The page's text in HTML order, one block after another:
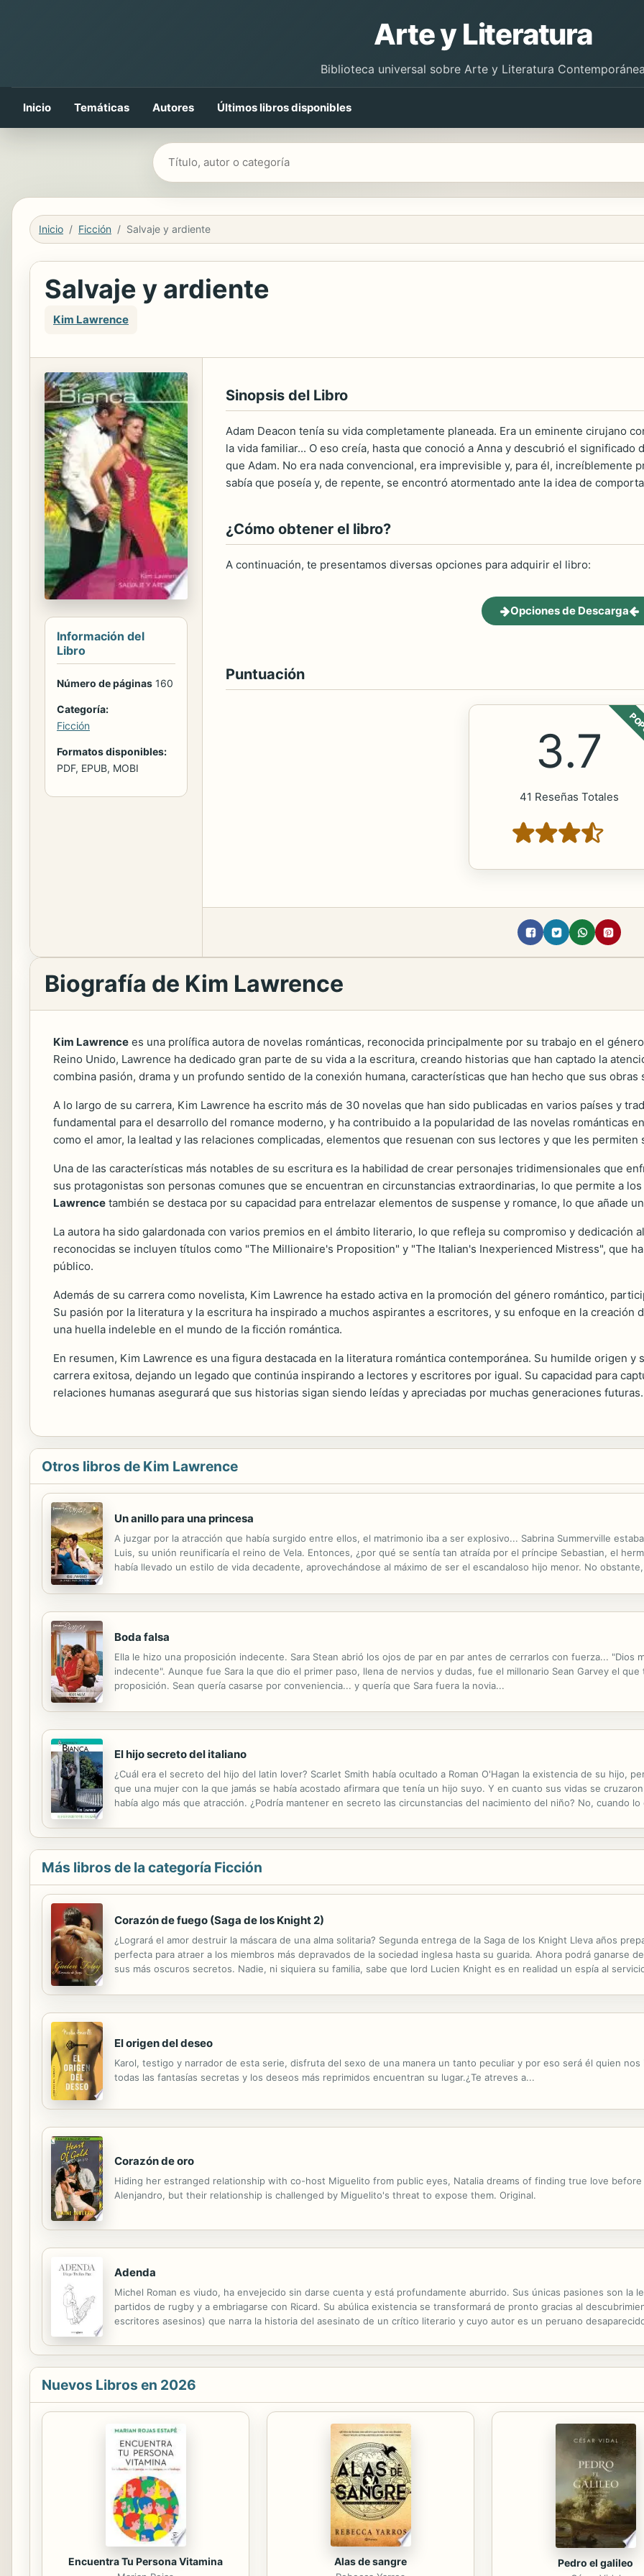
Arte y Literatura
Biblioteca universal sobre Arte y Literatura
Inicio Temáticas Autores Últimos libros disponibles
Buscar libros
Inicio Ficción Salvaje y ardiente
Salvaje y ardiente
Kim Lawrence
Información del
Libro
Número de páginas 160
Categoría:
Ficción
Formatos disponibles:
PDF, EPUB, MOBI
Sinopsis del Libro
Adam Deacon tenía su vida completamente planeada. Era un eminente cirujano
la vida familiar... O eso creía, hasta que conoció a Anna y descubrió el
que Adam. No era nada convencional, era imprevisible y, para él, increíblemente
sabía que poseía y, de repente, se encontró atormentado ante la idea de
¿Cómo obtener el libro?
A continuación, te presentamos diversas opciones para adquirir el libro:
Opciones de Descarga
Puntuación
3.7
41 Reseñas Totales
Biografía de Kim Lawrence
Kim Lawrence es una prolífica autora de novelas románticas, reconocida principalmente por su trabajo en el
Reino Unido, Lawrence ha dedicado gran parte de su vida a la escritura, creando historias que han captado la
combina pasión, drama y un profundo sentido de la conexión humana, características que han hecho que sus obras
A lo largo de su carrera, Kim Lawrence ha escrito más de 30 novelas que han sido publicadas en varios países y
fundamental para el desarrollo del romance moderno, y ha contribuido a la popularidad de las novelas románticas
como el amor, la lealtad y las relaciones complicadas, elementos que resuenan con sus lectores y que les
Una de las características más notables de su escritura es la habilidad de crear personajes tridimensionales que
sus protagonistas son personas comunes que se encuentran en circunstancias extraordinarias, lo que permite a
Lawrence también se destaca por su capacidad para entrelazar elementos de suspense y romance, lo que añade
La autora ha sido galardonada con varios premios en el ámbito literario, lo que refleja su compromiso y dedicación
reconocidas se incluyen títulos como "The Millionaire's Proposition" y "The Italian's Inexperienced Mistress", que
público.
Además de su carrera como novelista, Kim Lawrence ha estado activa en la promoción del género romántico,
Su pasión por la literatura y la escritura ha inspirado a muchos aspirantes a escritores, y su enfoque en la creación
una huella indeleble en el mundo de la ficción romántica.
En resumen, Kim Lawrence es una figura destacada en la literatura romántica contemporánea. Su humilde origen y
carrera exitosa, dejando un legado que continúa inspirando a lectores y escritores por igual. Su capacidad para
relaciones humanas asegurará que sus historias sigan siendo leídas y apreciadas por muchas generaciones futuras.
Otros libros de Kim Lawrence
Un anillo para una princesa
A juzgar por la atracción que había surgido entre ellos, el matrimonio iba a ser explosivo... Sabrina Summerville
Luis, su unión reunificaría el reino de Vela. Entonces, ¿por qué se sentía tan atraída por el príncipe Sebastian, el
había llevado un estilo de vida decadente, aprovechándose al máximo de ser el escandaloso hijo menor. No
Boda falsa
Ella le hizo una proposición indecente. Sara Stean abrió los ojos de par en par antes de cerrarlos con fuerza... "Dios
indecente". Aunque fue Sara la que dio el primer paso, llena de nervios y dudas, fue el millonario Sean Garvey el
proposición. Sean quería casarse por conveniencia... y quería que Sara fuera la novia...
El hijo secreto del italiano
¿Cuál era el secreto del hijo del latin lover? Scarlet Smith había ocultado a Roman O'Hagan la existencia de su hijo,
que una mujer con la que jamás se había acostado afirmara que tenía un hijo suyo. Y en cuanto sus vidas se
había algo más que atracción. ¿Podría mantener en secreto las circunstancias del nacimiento del niño? No, cuando
Más libros de la categoría Ficción
Corazón de fuego (Saga de los Knight 2)
¿Logrará el amor destruir la máscara de una alma solitaria? Segunda entrega de la Saga de los Knight Lleva años
perfecta para atraer a los miembros más depravados de la sociedad inglesa hasta su guarida. Ahora podrá ganarse
sus más oscuros secretos. Nadie, ni siquiera su familia, sabe que lord Lucien Knight es en realidad un espía al
El origen del deseo
Karol, testigo y narrador de esta serie, disfruta del sexo de una manera un tanto peculiar y por eso será él quien
todas las fantasías secretas y los deseos más reprimidos encuentran su lugar.¿Te atreves a...
Corazón de oro
Hiding her estranged relationship with co-host Miguelito from public eyes, Natalia dreams of finding true love
Alenjandro, but their relationship is challenged by Miguelito's threat to expose them. Original.
Adenda
Michel Roman es viudo, ha envejecido sin darse cuenta y está profundamente aburrido. Sus únicas pasiones son la
partidos de rugby y a embriagarse con Ricard. Su abúlica existencia se transformará de pronto gracias al
escritores asesinos) que narra la historia del asesinato de un crítico literario y cuyo autor es un peruano
Nuevos Libros en 2026
Encuentra Tu Persona Vitamina Alas de sangre Pedro el galileo